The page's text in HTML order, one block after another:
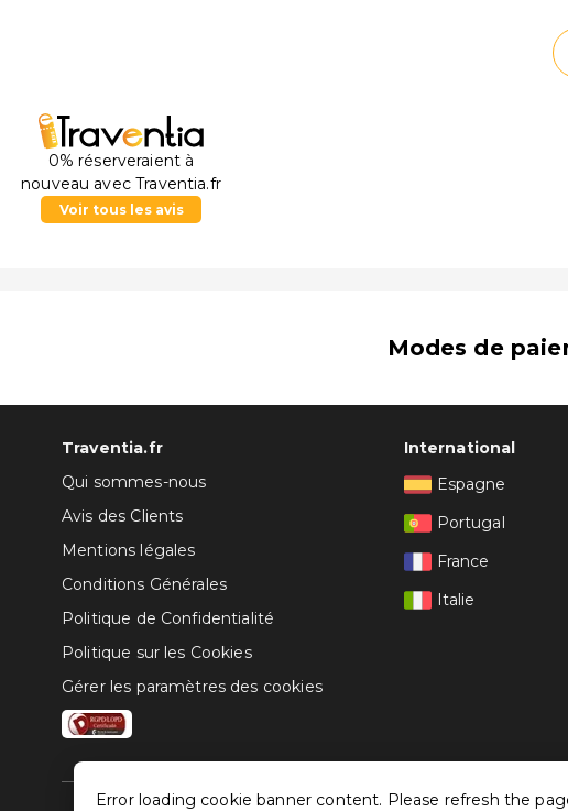
0% réserveraient à
nouveau avec Traventia.fr
Voir tous les avis
Modes de
Traventia.fr
Qui sommes-nous
Avis des Clients
Mentions légales
Conditions Générales
Politique de Confidentialité
Politique sur les Cookies
Gérer les paramètres des cookies
International
Espagne
Portugal
France
Italie
Error loading cookie banner content. Please refresh the